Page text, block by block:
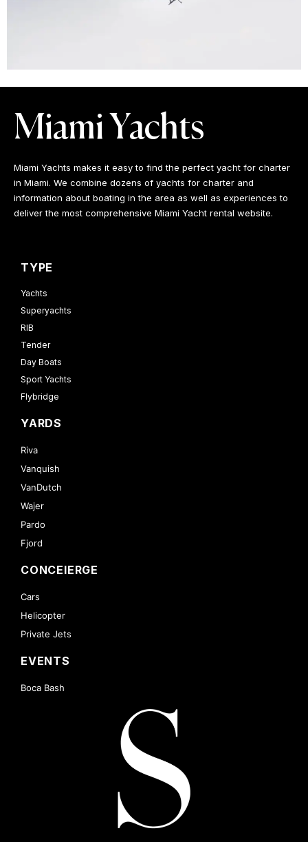
Miami Yachts
Miami Yachts makes it easy to find the perfect yacht for charter
in Miami. We combine dozens of yachts for charter and
information about boating in the area as well as experiences to
deliver the most comprehensive Miami Yacht rental website.
TYPE
Yachts
Superyachts
RIB
Tender
Day Boats
Sport Yachts
Flybridge
YARDS
Riva
Vanquish
VanDutch
Wajer
Pardo
Fjord
CONCEIERGE
Cars
Helicopter
Private Jets
EVENTS
Boca Bash